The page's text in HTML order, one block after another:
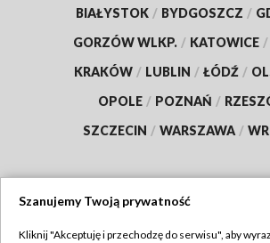
BIAŁYSTOK / BYDGOSZCZ /
GORZÓW WLKP. / KATOWICE /
KRAKÓW / LUBLIN / ŁÓDŹ /
OPOLE / POZNAŃ /
SZCZECIN / WARSZAWA /
Szanujemy Twoją prywatność
Kliknij "Akceptuję i przechodzę do serwisu", aby